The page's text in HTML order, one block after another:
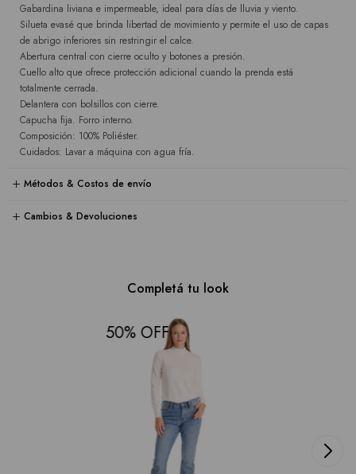
Gabardina liviana e impermeable, ideal para días de lluvia y viento.
Silueta evasé que brinda libertad de movimiento y permite el uso de capas
de abrigo inferiores sin restringir el calce.
Abertura central con cierre oculto y botones a presión.
Cuello alto que ofrece protección adicional cuando la prenda está
totalmente cerrada.
Delantera con bolsillos con cierre.
Capucha fija. Forro interno.
Composición: 100% Poliéster.
Cuidados: Lavar a máquina con agua fría.
Métodos & Costos de envío
Cambios & Devoluciones
Completá tu look
50